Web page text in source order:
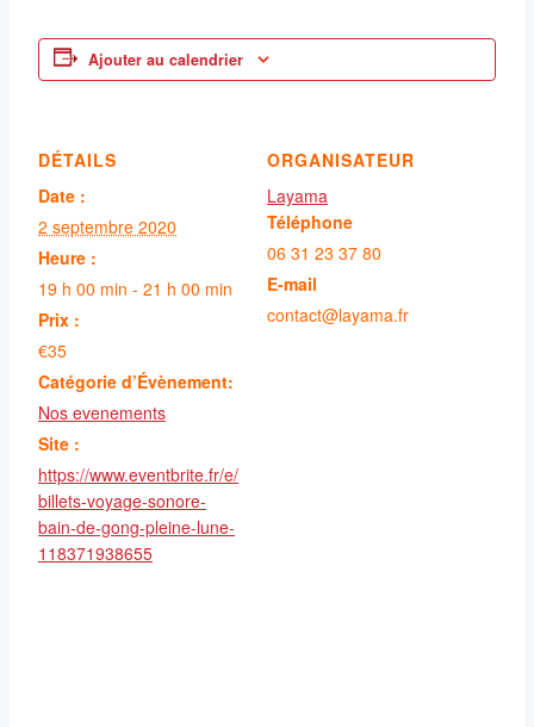
Ajouter au calendrier
DÉTAILS
Date :
2 septembre 2020
Heure :
19 h 00 min - 21 h 00 min
Prix :
€35
Catégorie d’Évènement:
Nos evenements
Site :
https://www.eventbrite.fr/e/
billets-voyage-sonore-
bain-de-gong-pleine-lune-
118371938655
ORGANISATEUR
Layama
Téléphone
06 31 23 37 80
E-mail
contact@layama.fr